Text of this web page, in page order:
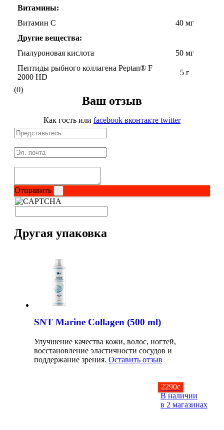
Гейнеры
НАЗАД
Ремни и перчатки
Прочее
Подарочные сертификаты
Полезные продукты
Соусы и Топпинги
Витамины:
Витамин С
40 мг
Другие вещества:
Гиалуроновая кислота
50 мг
Пептиды рыбного коллагена Peptan® F
2000 HD
5 г
(0)
Ваш отзыв
Как гость или facebook вконтакте twitter
Отправить
Другая упаковка
2290c
В наличии
в 2 магазинах
SNT Marine Collagen (500 ml)
Улучшение качества кожи, волос, ногтей,
восстановление эластичности сосудов и
поддержание зрения. Оставить отзыв